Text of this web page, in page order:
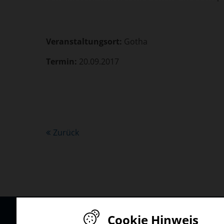
Veranstaltungsort: Gotha
Termin: 20.09.2017
Zurück
Cookie Hinweis